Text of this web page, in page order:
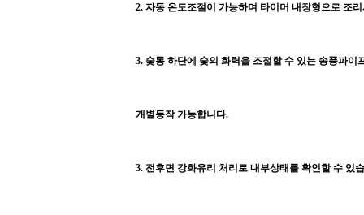
2. 자동 온도조절이 가능하며 타이머 내장형으로 조
3. 숯통 하단에 숯의 화력을 조절할 수 있는 송풍파이
개별동작 가능합니다.
3. 전후면 강화유리 처리로 내부상태를 확인할 수 있